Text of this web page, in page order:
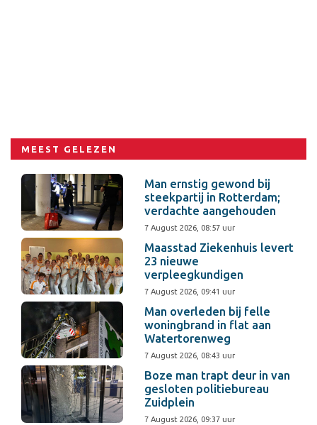
MEEST GELEZEN
Man ernstig gewond bij
steekpartij in Rotterdam;
verdachte aangehouden
7 August 2026, 08:57 uur
Maasstad Ziekenhuis levert
23 nieuwe
verpleegkundigen
7 August 2026, 09:41 uur
Man overleden bij felle
woningbrand in flat aan
Watertorenweg
7 August 2026, 08:43 uur
Boze man trapt deur in van
gesloten politiebureau
Zuidplein
7 August 2026, 09:37 uur